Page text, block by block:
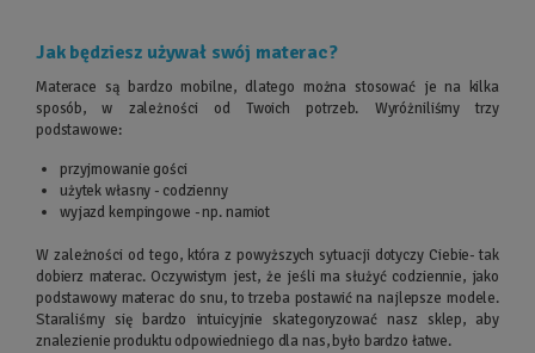
Jak będziesz używał swój materac?
Materace są bardzo mobilne, dlatego można stosować je na kilka
sposób, w zależności od Twoich potrzeb. Wyróżniliśmy trzy
podstawowe:
przyjmowanie gości
użytek własny - codzienny
wyjazd kempingowe - np. namiot
W zależności od tego, która z powyższych sytuacji dotyczy Ciebie- tak
dobierz materac. Oczywistym jest, że jeśli ma służyć codziennie, jako
podstawowy materac do snu, to trzeba postawić na najlepsze modele.
Staraliśmy się bardzo intuicyjnie skategoryzować nasz sklep, aby
znalezienie produktu odpowiedniego dla nas, było bardzo łatwe.